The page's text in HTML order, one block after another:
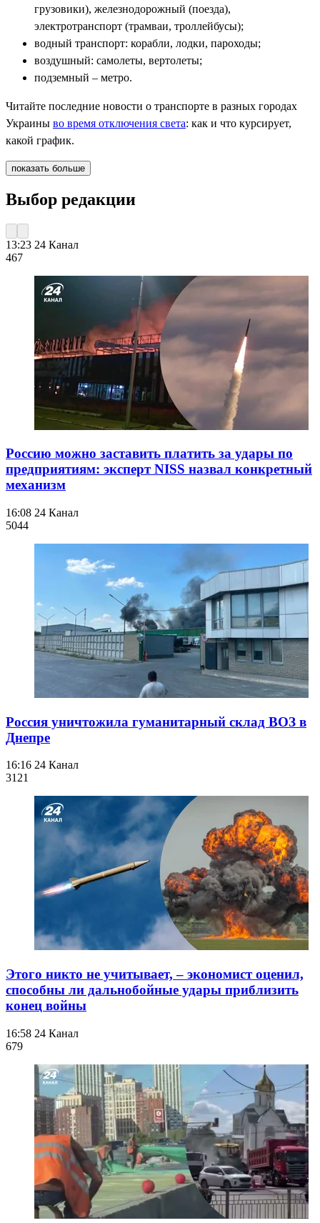
грузовики), железнодорожный (поезда),
электротранспорт (трамваи, троллейбусы);
водный транспорт: корабли, лодки, пароходы;
воздушный: самолеты, вертолеты;
подземный – метро.
Читайте последние новости о транспорте в разных городах
Украины во время отключения света: как и что курсирует,
какой график.
показать больше
Выбор редакции
13:23 24 Канал
467
Россию можно заставить платить за удары по
предприятиям: эксперт NISS назвал конкретный
механизм
16:08 24 Канал
5044
Россия уничтожила гуманитарный склад ВОЗ в
Днепре
16:16 24 Канал
3121
Этого никто не учитывает, – экономист оценил,
способны ли дальнобойные удары приблизить
конец войны
16:58 24 Канал
679